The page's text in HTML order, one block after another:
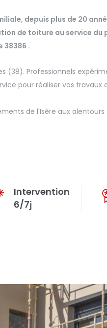
depuis plus de 20
de toiture au service du
38386 .
(38). Professionnels
pour réaliser vos travaux
de l'Isère aux
Intervention
6/7j